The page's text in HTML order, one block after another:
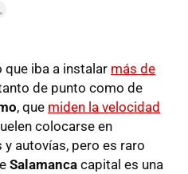
que iba a instalar más de
de punto como de
, que miden la velocidad
colocarse en
autovías, pero es raro
Salamanca capital es una